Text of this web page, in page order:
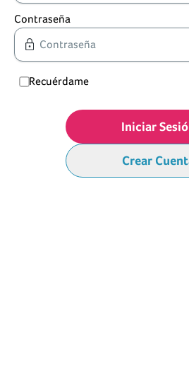
Contraseña
Recuérdame
Iniciar
Crear